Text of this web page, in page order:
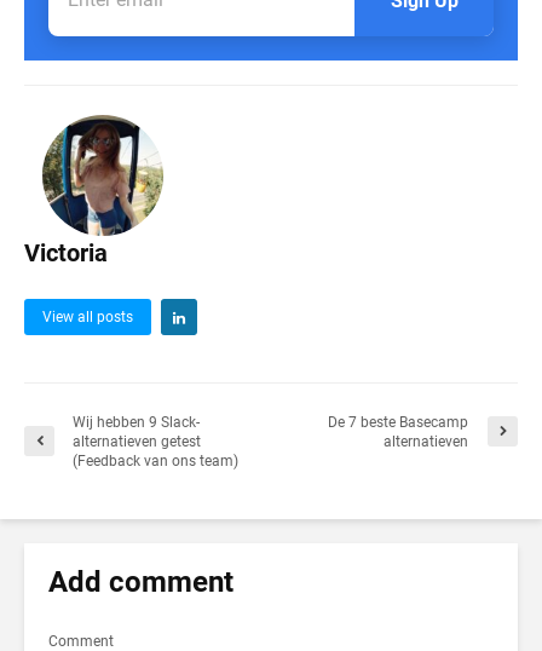
Victoria
View all posts
Wij hebben 9 Slack-
alternatieven getest
(Feedback van ons team)
De 7 beste Basecamp
alternatieven
Add comment
Comment